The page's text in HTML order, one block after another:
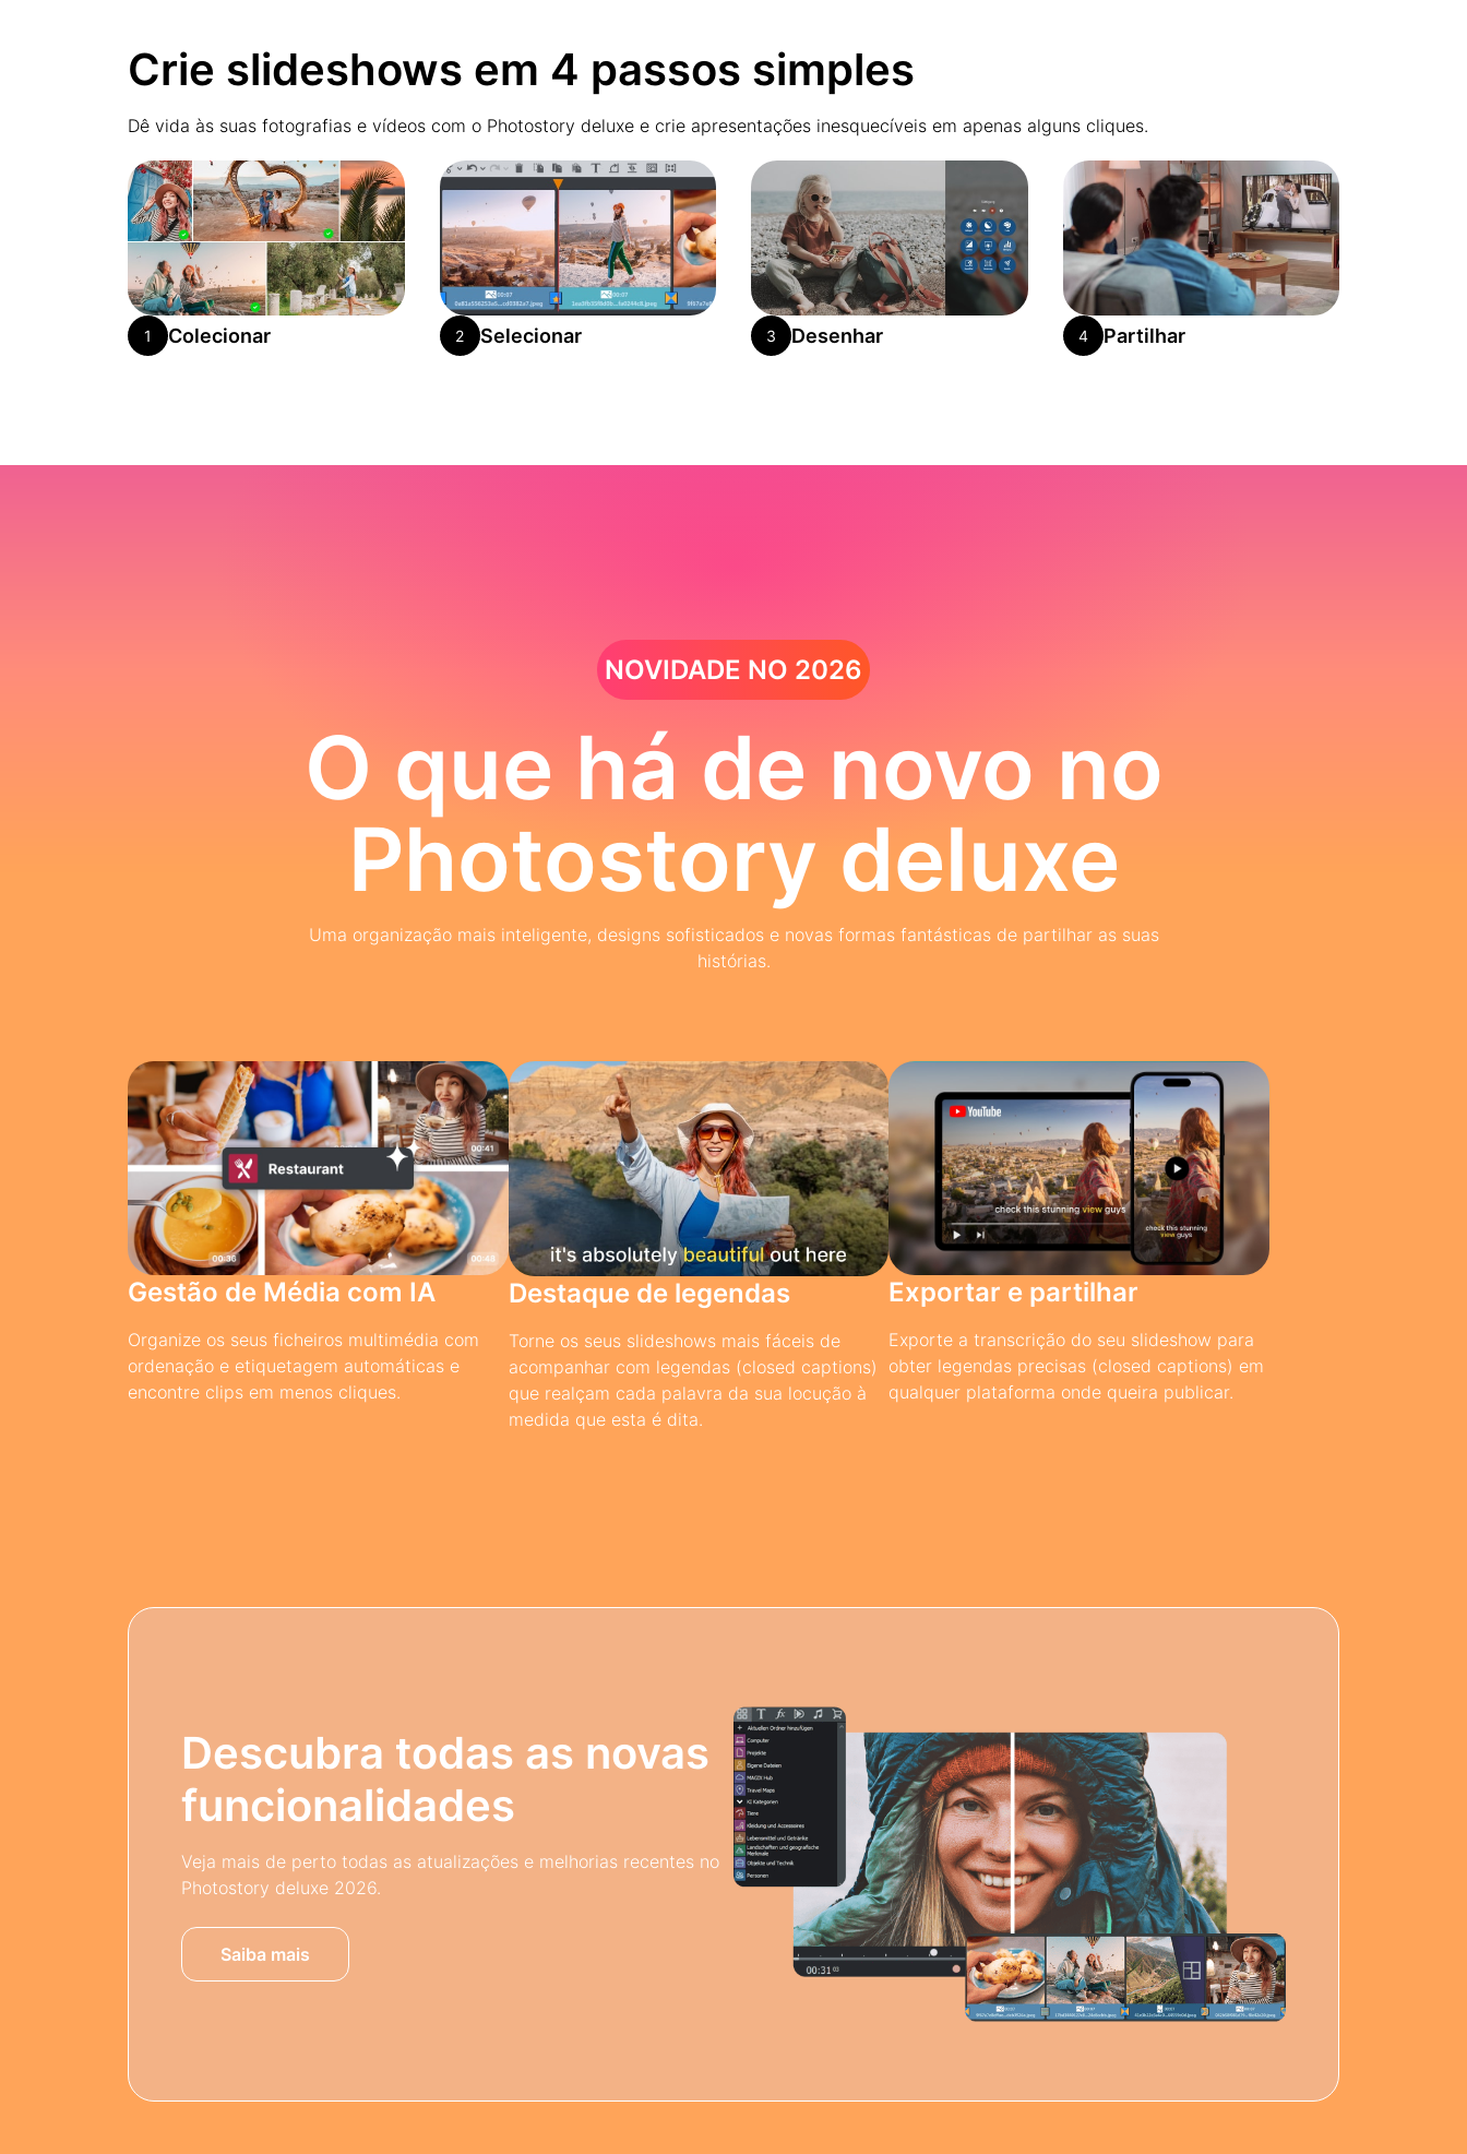
Crie slideshows em 4 passos simples
Dê vida às suas fotografias e vídeos com o Photostory deluxe e crie apresentações inesquecíveis em apenas alguns cliques.
1 Colecionar 2 Selecionar 3 Desenhar 4 Partilhar
NOVIDADE NO 2026
O que há de novo no
Photostory deluxe
Uma organização mais inteligente, designs sofisticados e novas formas fantásticas de partilhar as suas
histórias.
Gestão de Média com IA
Organize os seus ficheiros multimédia com
ordenação e etiquetagem automáticas e
encontre clips em menos cliques.
Destaque de legendas
Torne os seus slideshows mais fáceis de
acompanhar com legendas (closed captions)
que realçam cada palavra da sua locução à
medida que esta é dita.
Exportar e partilhar
Exporte a transcrição do seu slideshow para
obter legendas precisas (closed captions) em
qualquer plataforma onde queira publicar.
Descubra todas as novas
funcionalidades
Veja mais de perto todas as atualizações e melhorias recentes no
Photostory deluxe 2026.
Saiba mais